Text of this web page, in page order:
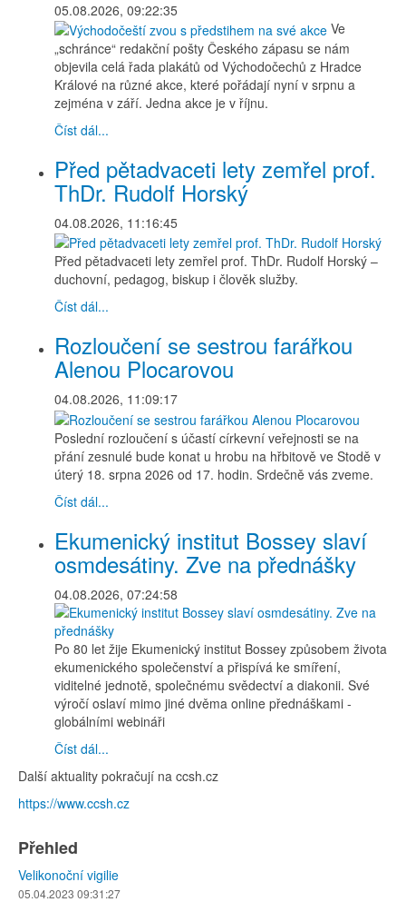
05.08.2026, 09:22:35
Ve
„schránce“ redakční pošty Českého zápasu se nám
objevila celá řada plakátů od Východočechů z Hradce
Králové na různé akce, které pořádají nyní v srpnu a
zejména v září. Jedna akce je v říjnu.
Číst dál...
Před pětadvaceti lety zemřel prof.
ThDr. Rudolf Horský
04.08.2026, 11:16:45
Před pětadvaceti lety zemřel prof. ThDr. Rudolf Horský –
duchovní, pedagog, biskup i člověk služby.
Číst dál...
Rozloučení se sestrou farářkou
Alenou Plocarovou
04.08.2026, 11:09:17
Poslední rozloučení s účastí církevní veřejnosti se na
přání zesnulé bude konat u hrobu na hřbitově ve Stodě v
úterý 18. srpna 2026 od 17. hodin. Srdečně vás zveme.
Číst dál...
Ekumenický institut Bossey slaví
osmdesátiny. Zve na přednášky
04.08.2026, 07:24:58
Po 80 let žije Ekumenický institut Bossey způsobem života
ekumenického společenství a přispívá ke smíření,
viditelné jednotě, společnému svědectví a diakonii. Své
výročí oslaví mimo jiné dvěma online přednáškami -
globálními webináři
Číst dál...
Další aktuality pokračují na ccsh.cz
https://www.ccsh.cz
Přehled
Velikonoční vigilie
05.04.2023 09:31:27